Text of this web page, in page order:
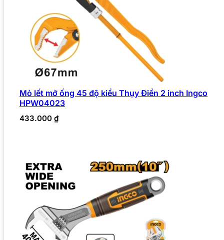
Mỏ lết mở ống 45 độ kiểu Thụy Điển 2 inch Ingco
HPW04023
433.000 ₫